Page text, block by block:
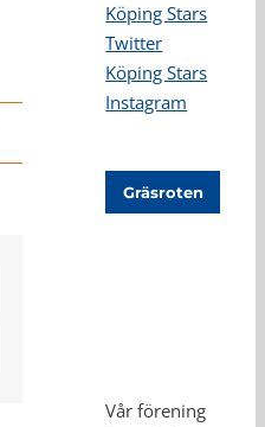
Köping Stars
Twitter
Köping Stars
Instagram
Gräsroten
Vår förening